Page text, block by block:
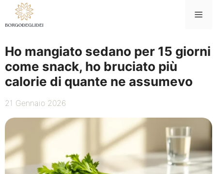
contenuto
Ho mangiato sedano per 15 giorni
come snack, ho bruciato più
calorie di quante ne assumevo
21 Gennaio 2026